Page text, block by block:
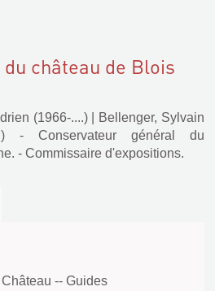
du château de Blois
(1966-....)|
Bellenger, Sylvain
- Conservateur général du
- Commissaire d'expositions.
-- Guides